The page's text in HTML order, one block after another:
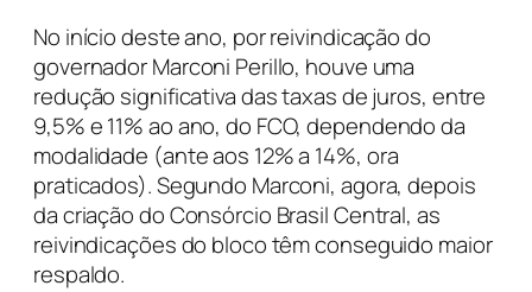
No início deste ano, por reivindicação do
governador Marconi Perillo, houve uma
redução significativa das taxas de juros, entre
9,5% e 11% ao ano, do FCO, dependendo da
modalidade (ante aos 12% a 14%, ora
praticados). Segundo Marconi, agora, depois
da criação do Consórcio Brasil Central, as
reivindicações do bloco têm conseguido maior
respaldo.